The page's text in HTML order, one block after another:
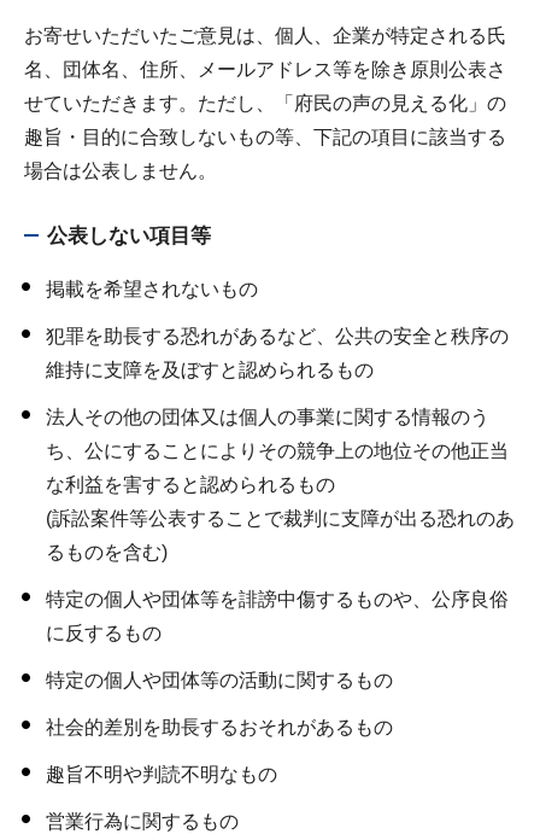
お寄せいただいたご意見は、個人、企業が特定される氏
名、団体名、住所、メールアドレス等を除き原則公表さ
せていただきます。ただし、「府民の声の見える化」の
趣旨・目的に合致しないもの等、下記の項目に該当する
場合は公表しません。
公表しない項目等
掲載を希望されないもの
犯罪を助長する恐れがあるなど、公共の安全と秩序の
維持に支障を及ぼすと認められるもの
法人その他の団体又は個人の事業に関する情報のう
ち、公にすることによりその競争上の地位その他正当
な利益を害すると認められるもの
(訴訟案件等公表することで裁判に支障が出る恐れのあ
るものを含む)
特定の個人や団体等を誹謗中傷するものや、公序良俗
に反するもの
特定の個人や団体等の活動に関するもの
社会的差別を助長するおそれがあるもの
趣旨不明や判読不明なもの
営業行為に関するもの